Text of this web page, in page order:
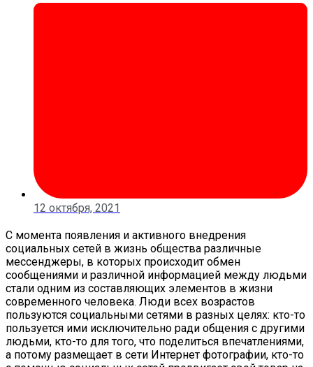
12 октября, 2021
С момента появления и активного внедрения
социальных сетей в жизнь общества различные
мессенджеры, в которых происходит обмен
сообщениями и различной информацией между людьми
стали одним из составляющих элементов в жизни
современного человека. Люди всех возрастов
пользуются социальными сетями в разных целях: кто-то
пользуется ими исключительно ради общения с другими
людьми, кто-то для того, что поделиться впечатлениями,
а потому размещает в сети Интернет фотографии, кто-то